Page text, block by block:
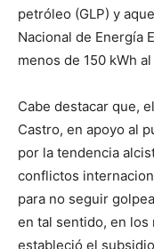
petróleo (GLP) y
Nacional de Energía
menos de 150 kWh
Cabe destacar que,
Castro, en apoyo al
por la tendencia
conflictos
para no seguir
en tal sentido, en los
estableció el